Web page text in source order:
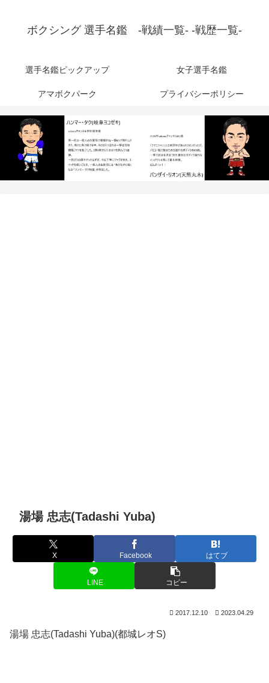
ボクシング 選手名鑑 -戦績一覧- -戦歴一覧-
選手名鑑ピックアップ 女子選手名鑑
アマボクパーク プライバシーポリシー
湯場 忠志(Tadashi Yuba)
X Facebook はてブ
LINE コピー
2017.12.10 2023.04.29
湯場 忠志(Tadashi Yuba)(都城レオS)